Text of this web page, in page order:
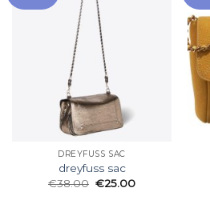
DREYFUSS SAC
dreyfuss sac
€38.00 €25.00